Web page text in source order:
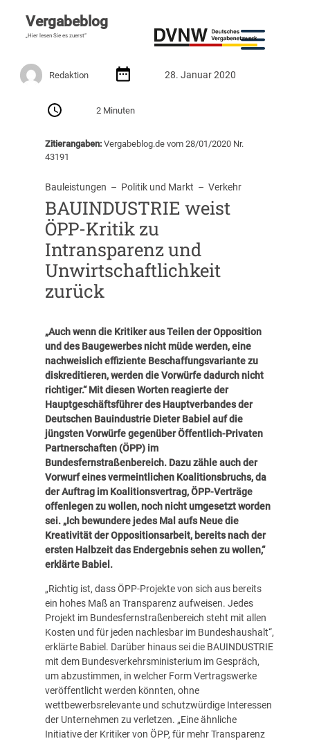
Vergabeblog
„Hier lesen Sie es zuerst“
Redaktion 28. Januar 2020
2 Minuten
Zitierangaben:Vergabeblog.de vom 28/01/2020 Nr.
43191
Bauleistungen
  –
Politik und Markt
  –
Verkehr
BAUINDUSTRIE weist
ÖPP-Kritik zu
Intransparenz und
Unwirtschaftlichkeit
zurück
„Auch wenn die Kritiker aus Teilen der Opposition
und des Baugewerbes nicht müde werden, eine
nachweislich effiziente Beschaffungsvariante zu
diskreditieren, werden die Vorwürfe dadurch nicht
richtiger.“ Mit diesen Worten reagierte der
Hauptgeschäftsführer des Hauptverbandes der
Deutschen Bauindustrie Dieter Babiel auf die
jüngsten Vorwürfe gegenüber Öffentlich-Privaten
Partnerschaften (ÖPP) im
Bundesfernstraßenbereich. Dazu zähle auch der
Vorwurf eines vermeintlichen Koalitionsbruchs, da
der Auftrag im Koalitionsvertrag, ÖPP-Verträge
offenlegen zu wollen, noch nicht umgesetzt worden
sei. „Ich bewundere jedes Mal aufs Neue die
Kreativität der Oppositionsarbeit, bereits nach der
ersten Halbzeit das Endergebnis sehen zu wollen,“
erklärte Babiel.
„Richtig ist, dass ÖPP-Projekte von sich aus bereits
ein hohes Maß an Transparenz aufweisen. Jedes
Projekt im Bundesfernstraßenbereich steht mit allen
Kosten und für jeden nachlesbar im Bundeshaushalt“,
erklärte Babiel. Darüber hinaus sei die BAUINDUSTRIE
mit dem Bundesverkehrsministerium im Gespräch,
um abzustimmen, in welcher Form Vertragswerke
veröffentlicht werden könnten, ohne
wettbewerbsrelevante und schutzwürdige Interessen
der Unternehmen zu verletzen. „Eine ähnliche
Initiative der Kritiker von ÖPP, für mehr Transparenz